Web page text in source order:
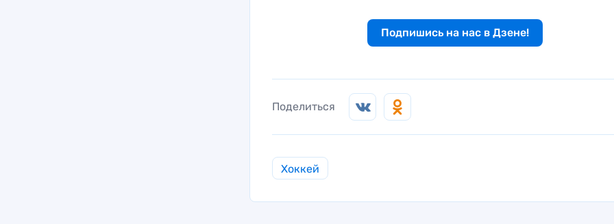
Подпишись на нас в Дзене!
Поделиться
Хоккей